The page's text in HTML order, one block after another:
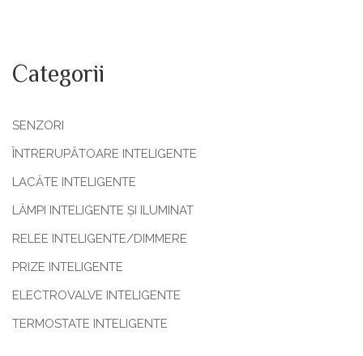
Categorii
SENZORI
ÎNTRERUPĂTOARE INTELIGENTE
LACĂTE INTELIGENTE
LĂMPI INTELIGENTE ȘI ILUMINAT
RELEE INTELIGENTE/DIMMERE
PRIZE INTELIGENTE
ELECTROVALVE INTELIGENTE
TERMOSTATE INTELIGENTE